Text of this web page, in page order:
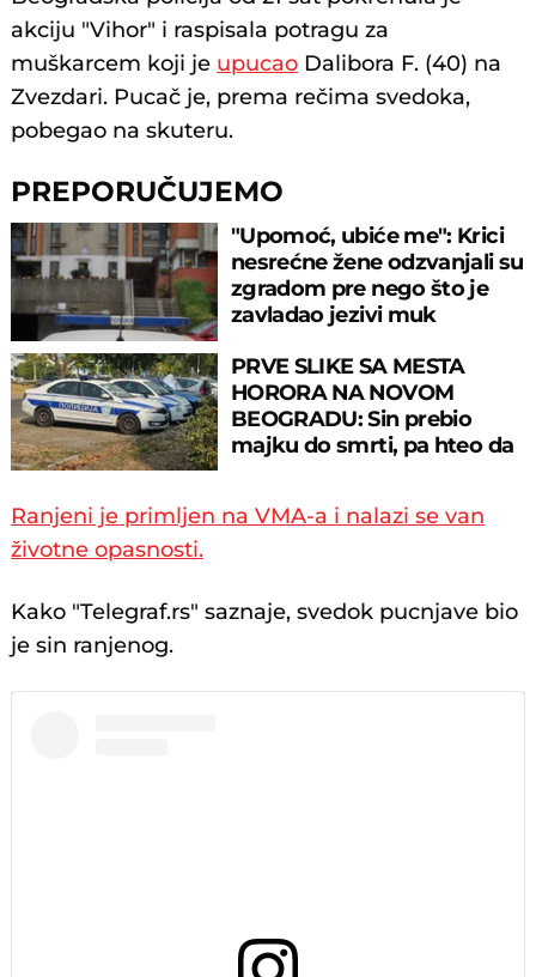
akciju "Vihor" i raspisala potragu za
muškarcem koji je upucao Dalibora F. (40) na
Zvezdari. Pucač je, prema rečima svedoka,
pobegao na skuteru.
PREPORUČUJEMO
"Upomoć, ubiće me": Krici
nesrećne žene odzvanjali su
zgradom pre nego što je
zavladao jezivi muk
PRVE SLIKE SA MESTA
HORORA NA NOVOM
BEOGRADU: Sin prebio
majku do smrti, pa hteo da
Ranjeni je primljen na VMA-a i nalazi se van
životne opasnosti.
Kako "Telegraf.rs" saznaje, svedok pucnjave bio
je sin ranjenog.